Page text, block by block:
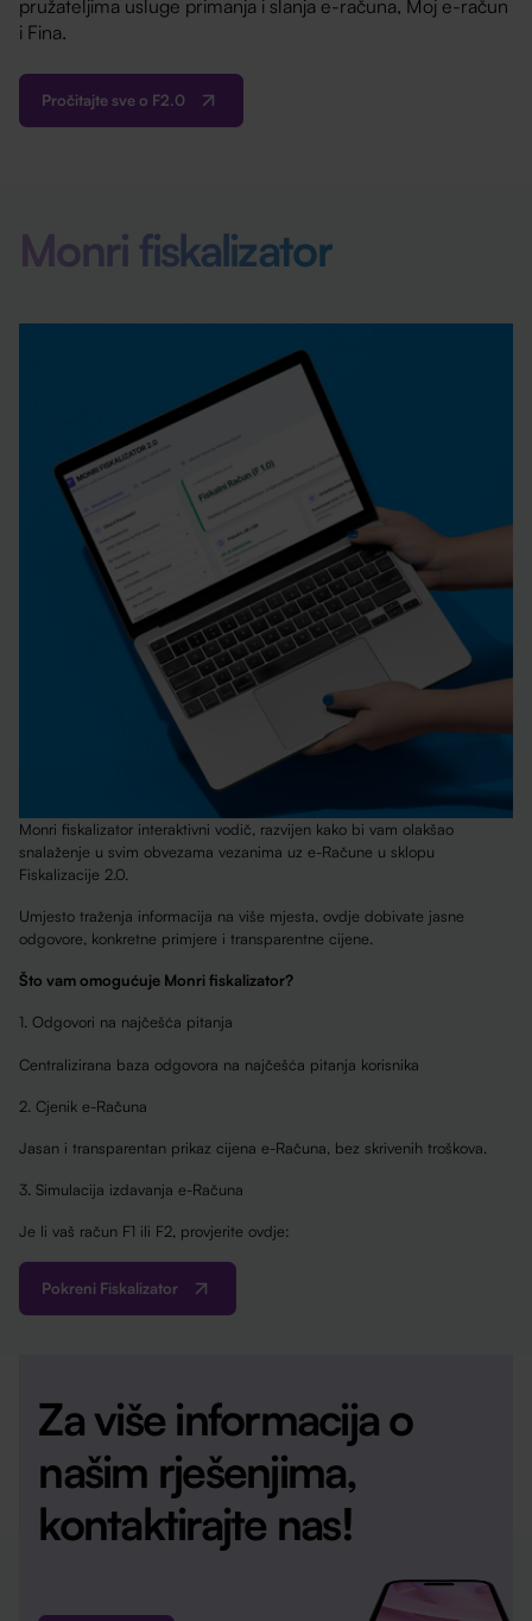
pružateljima usluge primanja i slanja e-računa, Moj e-račun
i Fina.
Pročitajte sve o F2.0
Monri fiskalizator
Monri fiskalizator interaktivni vodič, razvijen kako bi vam olakšao
snalaženje u svim obvezama vezanima uz e-Račune u sklopu
Fiskalizacije 2.0.
Umjesto traženja informacija na više mjesta, ovdje dobivate jasne
odgovore, konkretne primjere i transparentne cijene.
Što vam omogućuje Monri fiskalizator?
1. Odgovori na najčešća pitanja
Centralizirana baza odgovora na najčešća pitanja korisnika
2. Cjenik e-Računa
Jasan i transparentan prikaz cijena e-Računa, bez skrivenih troškova.
3. Simulacija izdavanja e-Računa
Je li vaš račun F1 ili F2, provjerite ovdje:
Pokreni Fiskalizator
Za više informacija o
našim rješenjima,
kontaktirajte nas!